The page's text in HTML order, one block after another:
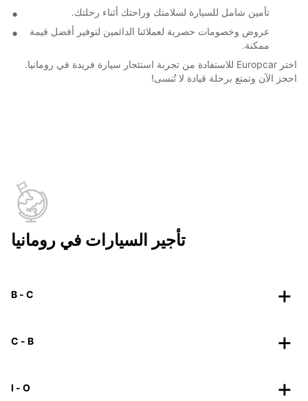
تأمين شامل للسيارة لسلامتك وراحتك أثناء رحلتك.
عروض وخصومات حصرية لعملائنا الدائمين لتوفير أفضل قيمة
ممكنة.
اختر Europcar للاستفادة من تجربة استئجار سيارة فريدة في رومانيا.
احجز الآن وتمتع برحلة قيادة لا تُنسى!
تأجير السيارات في رومانيا
B - C
C - B
I - O